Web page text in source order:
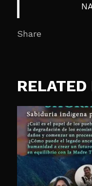
Share
RELATED